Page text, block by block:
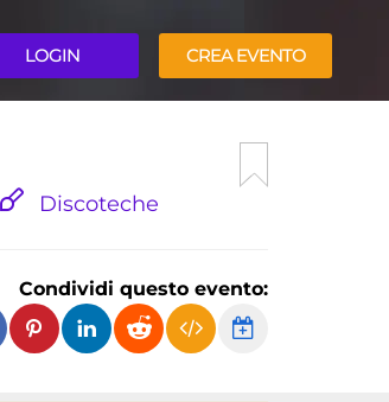
LOGIN CREA EVENTO
Discoteche
Condividi questo evento: